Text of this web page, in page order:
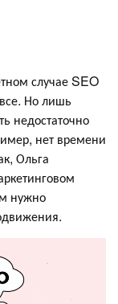
случае SEO
Но лишь
недостаточно
нет времени
Ольга
нужно